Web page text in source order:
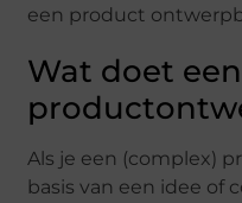
een product
Wat doet een
Als je een (complex)
basis van een idee of